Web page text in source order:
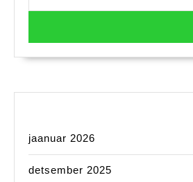
jaanuar 2026
detsember 2025